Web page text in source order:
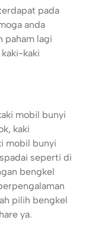
pada
anda
paham lagi
kaki
mobil bunyi
kaki
mobil bunyi
seperti di
bengkel
pilih bengkel
ya.